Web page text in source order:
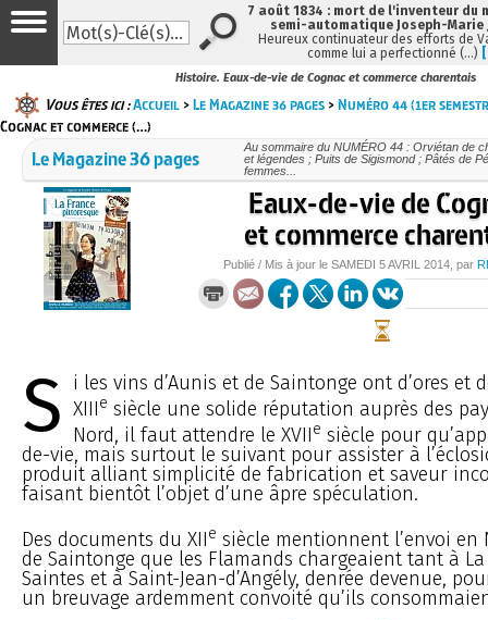
Histoire. Eaux-de-vie de Cognac et commerce charentais
Vous êtes ici :Accueil >Le Magazine 36 pages >Numéro 44 (1er
Cognac et commerce (…)
Le Magazine 36 pages
Au sommaire du NUMÉRO 44 : Orviétan de
et légendes ; Puits de Sigismond ; Pâtés de
femmes...
Eaux-de-vie de
et commerce
Publié / Mis à jour leSAMEDI 5 AVRIL 2014 , par
S i les vins d’Aunis et de Saintonge ont d’ores et
XIIIe siècle une solide réputation auprès des
Nord, il faut attendre le XVIIe siècle pour
de-vie, mais surtout le suivant pour assister à
produit alliant simplicité de fabrication et saveur
faisant bientôt l’objet d’une âpre spéculation.
Des documents du XIIe siècle mentionnent l’envoi en
de Saintonge que les Flamands chargeaient tant à La
Saintes et à Saint-Jean-d’Angély, denrée devenue,
un breuvage ardemment convoité qu’ils
7 août 1834 : mort de l'inventeur du
semi-automatique Joseph-Marie
Heureux continuateur des efforts de
comme lui a perfectionné (…)